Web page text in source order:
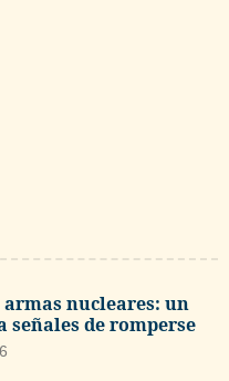
armas nucleares: un
señales de romperse